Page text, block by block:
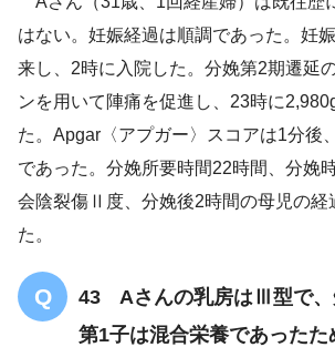
だんだん
た
眠れそ
創部に軽度の腫脹
はない。妊娠経過は順調であった。妊
来し、2時に入院した。分娩第2期遷延
ンを用いて陣痛を促進し、23時に
た。Apgar〈アプガー〉スコアは1分後
であった。分娩所要時間22時間、分娩
会陰裂傷Ⅱ度、分娩後2時間の母児の経
た。
43 Aさんの乳房はⅢ型で、
第1子は混合栄養であった